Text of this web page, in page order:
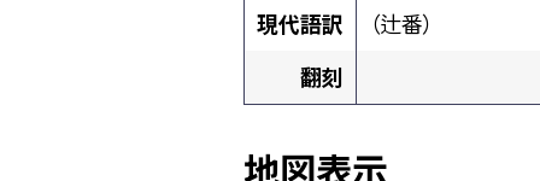
現代語訳
（辻番）
翻刻
地図表示